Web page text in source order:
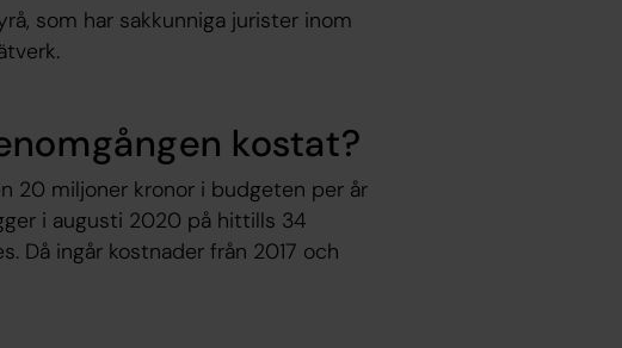
som har sakkunniga jurister inom
kostat?
20 miljoner kronor i budgeten per år
i augusti 2020 på hittills 34
Då ingår kostnader från 2017 och